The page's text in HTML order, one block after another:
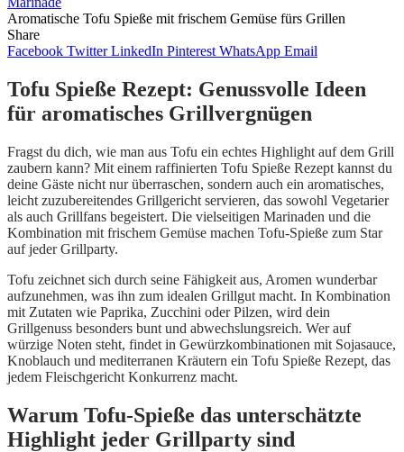
Aromatische Tofu Spieße mit frischem Gemüse fürs Grillen
Share
Facebook Twitter LinkedIn Pinterest WhatsApp Email
Tofu Spieße Rezept: Genussvolle Ideen
für aromatisches Grillvergnügen
Fragst du dich, wie man aus Tofu ein echtes Highlight auf dem Grill
zaubern kann? Mit einem raffinierten Tofu Spieße Rezept kannst du
deine Gäste nicht nur überraschen, sondern auch ein aromatisches,
leicht zuzubereitendes Grillgericht servieren, das sowohl Vegetarier
als auch Grillfans begeistert. Die vielseitigen Marinaden und die
Kombination mit frischem Gemüse machen Tofu-Spieße zum Star
auf jeder Grillparty.
Tofu zeichnet sich durch seine Fähigkeit aus, Aromen wunderbar
aufzunehmen, was ihn zum idealen Grillgut macht. In Kombination
mit Zutaten wie Paprika, Zucchini oder Pilzen, wird dein
Grillgenuss besonders bunt und abwechslungsreich. Wer auf
würzige Noten steht, findet in Gewürzkombinationen mit Sojasauce,
Knoblauch und mediterranen Kräutern ein Tofu Spieße Rezept, das
jedem Fleischgericht Konkurrenz macht.
Warum Tofu-Spieße das unterschätzte
Highlight jeder Grillparty sind